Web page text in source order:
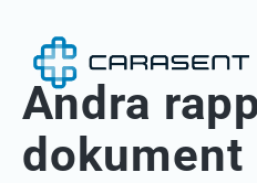
Andra
dokument